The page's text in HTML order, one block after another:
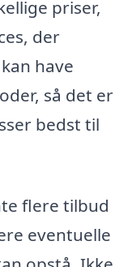
priser,
der
have
så det er
bedst til
flere tilbud
eventuelle